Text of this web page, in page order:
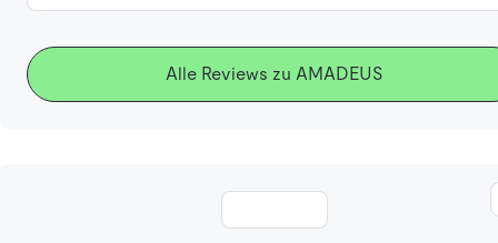
Alle Reviews zu AMADEUS